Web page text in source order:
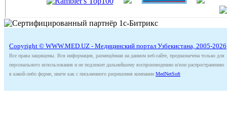
Copyright © WWW.MED.UZ - Медицинский портал Узбекистана, 2005-2026
Все права защищены. Вся информация, размещённая на данном веб-сайте, предназначена только для
персонального использования и не подлежит дальнейшему воспроизведению и/или распространению
в какой-либо форме, иначе как с письменного разрешения компании MedNetSoft